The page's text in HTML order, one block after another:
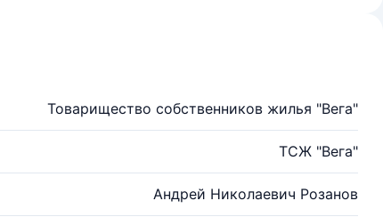
Товарищество собственников жилья "Вега"
ТСЖ "Вега"
Андрей Николаевич Розанов